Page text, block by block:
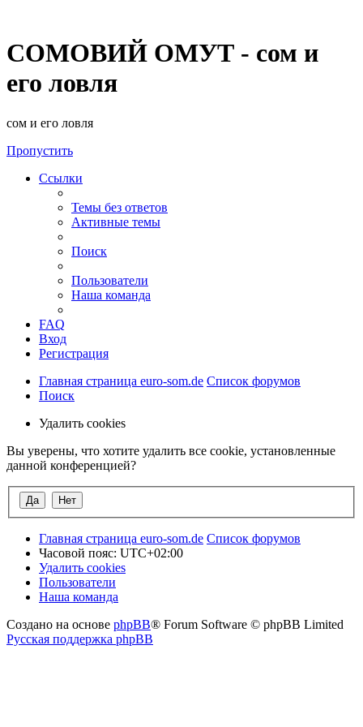
СОМОВИЙ ОМУТ - сом и
его ловля
сом и его ловля
Пропустить
Ссылки
Темы без ответов
Активные темы
Поиск
Пользователи
Наша команда
FAQ
Вход
Регистрация
Главная страница euro-som.de Список форумов
Поиск
Удалить cookies
Вы уверены, что хотите удалить все cookie, установленные
данной конференцией?
Главная страница euro-som.de Список форумов
Часовой пояс: UTC+02:00
Удалить cookies
Пользователи
Наша команда
Создано на основе phpBB® Forum Software © phpBB Limited
Русская поддержка phpBB